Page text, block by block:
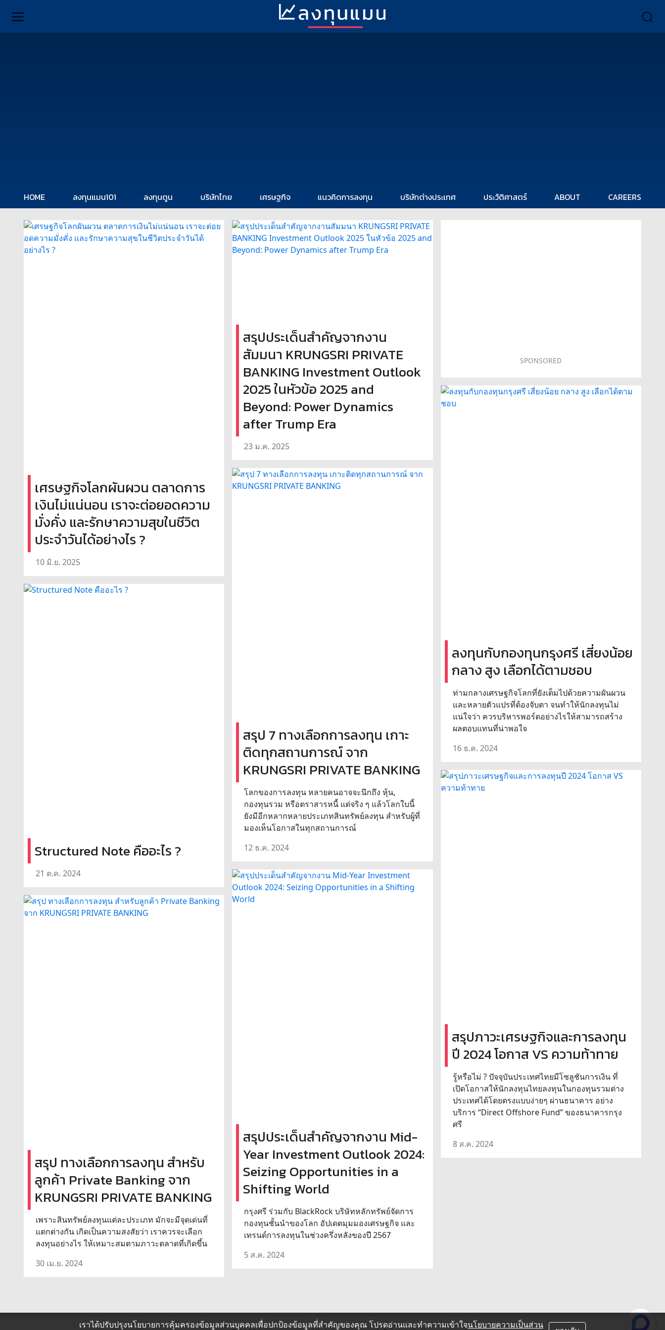
HOME ลงทุนแมน101 ลงทุนตูน บริษัทไทย เศรษฐกิจ แนวคิดการลงทุน บริษัทต่างประเทศ ประวัติศาสตร์ ABOUT CAREERS
เศรษฐกิจโลกผันผวน ตลาดการ
เงินไม่แน่นอน เราจะต่อยอดความ
มั่งคั่ง และรักษาความสุขในชีวิต
ประจำวันได้อย่างไร ?
10 มิ.ย. 2025
สรุปประเด็นสำคัญจากงาน
สัมมนา KRUNGSRI PRIVATE
BANKING Investment Outlook
2025 ในหัวข้อ 2025 and
Beyond: Power Dynamics
after Trump Era
23 ม.ค. 2025
SPONSORED
ลงทุนกับกองทุนกรุงศรี เสี่ยงน้อย
กลาง สูง เลือกได้ตามชอบ
ท่ามกลางเศรษฐกิจโลกที่ยังเต็มไปด้วยความผันผวน
และหลายตัวแปรที่ต้องจับตา จนทำให้นักลงทุนไม่
แน่ใจว่า ควรบริหารพอร์ตอย่างไรให้สามารถสร้าง
ผลตอบแทนที่น่าพอใจ
16 ธ.ค. 2024
สรุป 7 ทางเลือกการลงทุน เกาะ
ติดทุกสถานการณ์ จาก
KRUNGSRI PRIVATE BANKING
โลกของการลงทุน หลายคนอาจจะนึกถึง หุ้น,
กองทุนรวม หรือตราสารหนี้ แต่จริง ๆ แล้วโลกใบนี้
ยังมีอีกหลากหลายประเภทสินทรัพย์ลงทุน สำหรับผู้ที่
มองเห็นโอกาสในทุกสถานการณ์
12 ธ.ค. 2024
Structured Note คืออะไร ?
21 ต.ค. 2024
สรุปภาวะเศรษฐกิจและการลงทุน
ปี 2024 โอกาส VS ความท้าทาย
รู้หรือไม่ ? ปัจจุบันประเทศไทยมีโซลูชันการเงิน ที่
เปิดโอกาสให้นักลงทุนไทยลงทุนในกองทุนรวมต่าง
ประเทศได้โดยตรงแบบง่ายๆ ผ่านธนาคาร อย่าง
บริการ “Direct Offshore Fund” ของธนาคารกรุง
ศรี
8 ส.ค. 2024
สรุปประเด็นสำคัญจากงาน Mid-
Year Investment Outlook 2024:
Seizing Opportunities in a
Shifting World
กรุงศรี ร่วมกับ BlackRock บริษัทหลักทรัพย์จัดการ
กองทุนชั้นนำของโลก อัปเดตมุมมองเศรษฐกิจ และ
เทรนด์การลงทุนในช่วงครึ่งหลังของปี 2567
5 ส.ค. 2024
สรุป ทางเลือกการลงทุน สำหรับ
ลูกค้า Private Banking จาก
KRUNGSRI PRIVATE BANKING
เพราะสินทรัพย์ลงทุนแต่ละประเภท มักจะมีจุดเด่นที่
แตกต่างกัน เกิดเป็นความสงสัยว่า เราควรจะเลือก
ลงทุนอย่างไร ให้เหมาะสมตามภาวะตลาดที่เกิดขึ้น
30 เม.ย. 2024
เราได้ปรับปรุงนโยบายการคุ้มครองข้อมูลส่วนบุคคลเพื่อปกป้องข้อมูลที่สำคัญของคุณ โปรดอ่านและทำความเข้าใจนโยบายความเป็นส่วน